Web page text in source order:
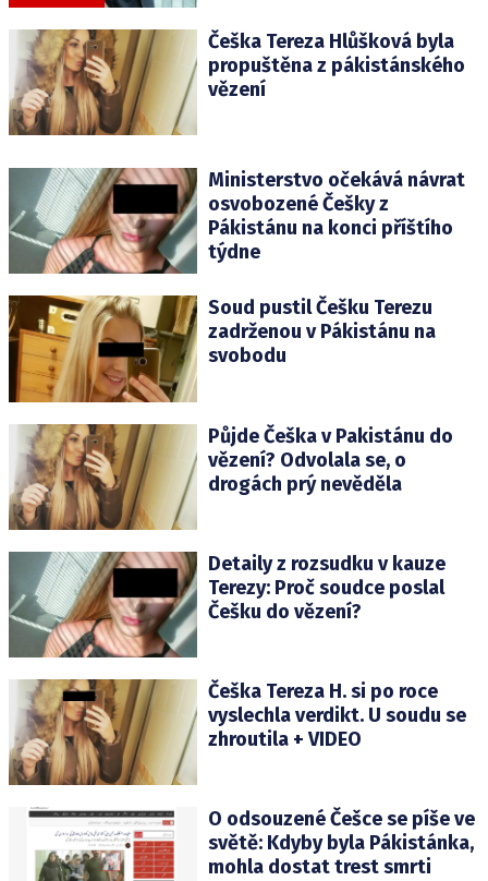
Češka Tereza Hlůšková byla
propuštěna z pákistánského
vězení
Ministerstvo očekává návrat
osvobozené Češky z
Pákistánu na konci příštího
týdne
Soud pustil Češku Terezu
zadrženou v Pákistánu na
svobodu
Půjde Češka v Pakistánu do
vězení? Odvolala se, o
drogách prý nevěděla
Detaily z rozsudku v kauze
Terezy: Proč soudce poslal
Češku do vězení?
Češka Tereza H. si po roce
vyslechla verdikt. U soudu se
zhroutila + VIDEO
O odsouzené Češce se píše ve
světě: Kdyby byla Pákistánka,
mohla dostat trest smrti